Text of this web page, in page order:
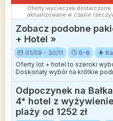
Oferty wycieczek dostarczone
aktualizowane w czasie
dostępność ofert mogą się
Dokładamy wszelkich starań aby
Zobacz podobne
+ Hotel »
01/09 - 30/11 6-8
Oferty lot + hotel to szeroki
Doskonały wybór na krótkie
Odpoczynek na
4* hotel z
plaży od 1252 zł